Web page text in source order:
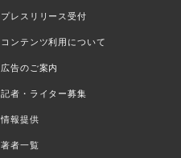
プレスリリース受付
コンテンツ利用について
広告のご案内
記者・ライター募集
情報提供
著者一覧